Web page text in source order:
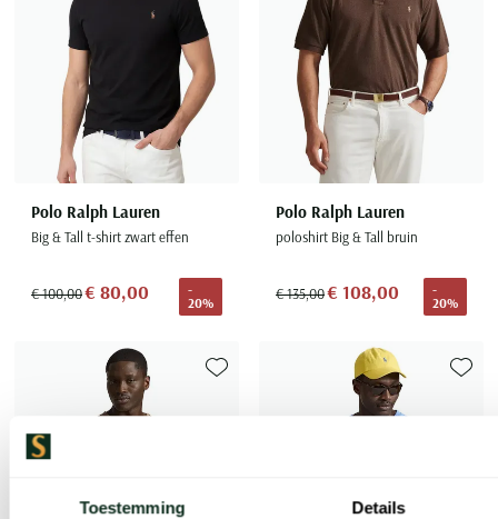
Toestemming Details
Polo Ralph Lauren
Big & Tall t-shirt zwart effen
€ 100,00€ 80,00
-
20%
Polo Ralph Lauren
poloshirt Big & Tall bruin
€ 135,00€ 108,00
-
20%
Toevoegen aan favorieten